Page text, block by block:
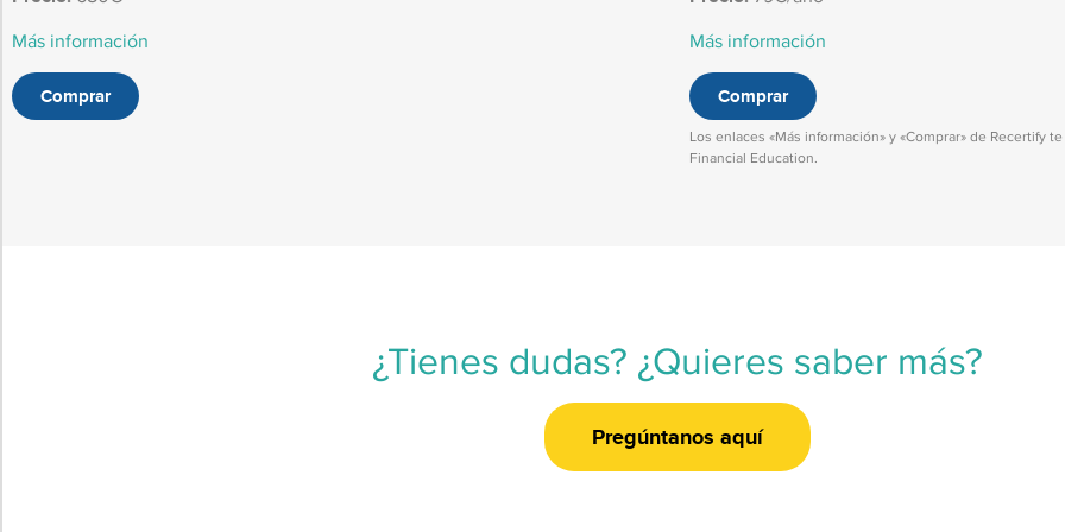
Más información
Comprar
Más información
Comprar
Los enlaces «Más información» y «Comprar» de Recertify
Financial Education.
¿Tienes dudas? ¿Quieres saber más?
Pregúntanos aquí